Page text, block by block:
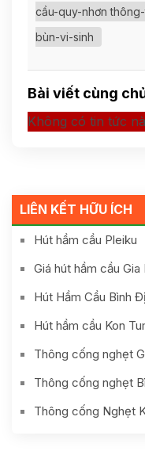
LIÊN KẾT HỮU ÍCH
Hút hầm cầu Pleiku
Giá hút hầm cầu Gia
Hút Hầm Cầu Bình
Hút hầm cầu Kon
Thông cống nghẹt
Thông cống nghẹt
Thông cống Nghẹt
cầu-quy-nhơn
bùn-vi-sinh
Bài viết cùng
Không có tin tức